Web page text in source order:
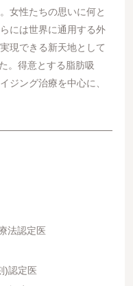
女性たちの思いに何と
には世界に通用する外
現できる新天地として
。得意とする脂肪吸
ジング治療を中心に、
法認定医
)認定医